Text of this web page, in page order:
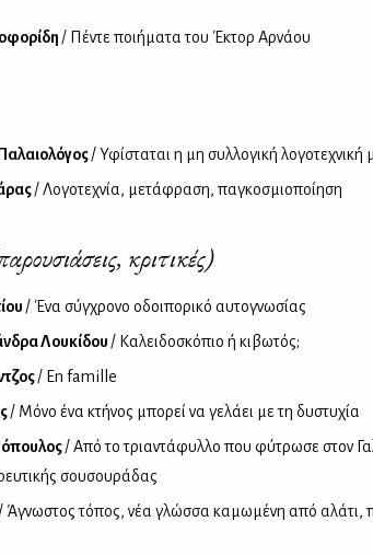
/ Πέντε ποιήματα του Έκτορ Αρνάου
/ Υφίσταται η μη συλλογική
/ Λογοτεχνία, μετάφραση, παγκοσμιοποίηση
κριτικές)
/ Ένα σύγχρονο οδοιπορικό αυτογνωσίας
Λουκίδου / Καλειδοσκόπιο ή κιβωτός;
/ En famille
/ Μόνο ένα κτήνος μπορεί να γελάει με τη δυστυχία
/ Από το τριαντάφυλλο που φύτρωσε στον
σουσουράδας
/ Άγνωστος τόπος, νέα γλώσσα καμωμένη από αλάτι,